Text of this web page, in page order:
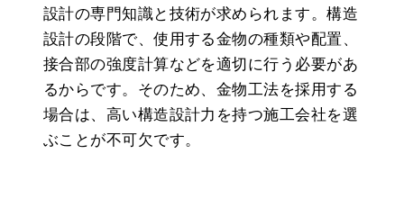
設計の専門知識と技術が求められます。構造
設計の段階で、使用する金物の種類や配置、
接合部の強度計算などを適切に行う必要があ
るからです。そのため、金物工法を採用する
場合は、高い構造設計力を持つ施工会社を選
ぶことが不可欠です。